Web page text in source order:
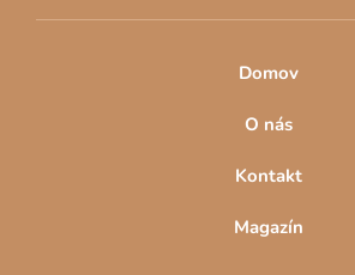
Domov
O nás
Kontakt
Magazín